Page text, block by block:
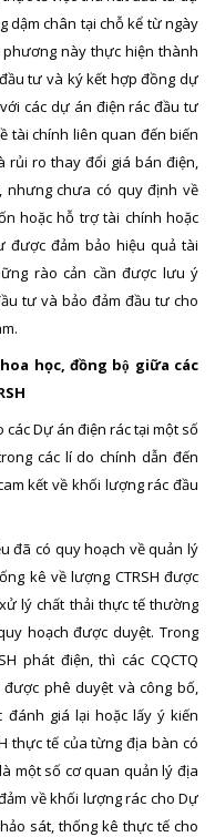
dậm chân tại chỗ kể từ ngày
này thực hiện thành
tư và ký kết hợp đồng dự
các dự án điện rác đầu tư
tài chính liên quan đến biến
rủi ro thay đổi giá bán điện,
nhưng chưa có quy định về
hoặc hỗ trợ tài chính hoặc
được đảm bảo hiệu quả tài
rào cản cần được lưu ý
tư và bảo đảm đầu tư cho
học, đồng bộ giữa các
Dự án điện rác tại một số
các lí do chính dẫn đến
kết về khối lượng rác đầu
đã có quy hoạch về quản lý
kê về lượng CTRSH được
lý chất thải thực tế thường
hoạch được duyệt. Trong
phát điện, thì các CQCTQ
phê duyệt và công bố,
giá lại hoặc lấy ý kiến
thực tế của từng địa bàn có
một số cơ quan quản lý địa
về khối lượng rác cho Dự
sát, thống kê thực tế cho